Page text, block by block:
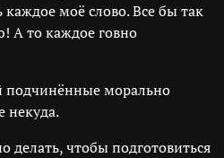
моё слово. Все бы так
А то каждое говно
подчинённые морально
некуда.
делать, чтобы подготовиться